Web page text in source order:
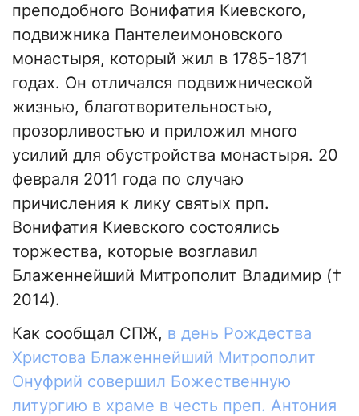
преподобного Вонифатия Киевского,
подвижника Пантелеимоновского
монастыря, который жил в 1785-1871
годах. Он отличался подвижнической
жизнью, благотворительностью,
прозорливостью и приложил много
усилий для обустройства монастыря. 20
февраля 2011 года по случаю
причисления к лику святых прп.
Вонифатия Киевского состоялись
торжества, которые возглавил
Блаженнейший Митрополит Владимир (†
2014).
Как сообщал СПЖ, в день Рождества
Христова Блаженнейший Митрополит
Онуфрий совершил Божественную
литургию в храме в честь преп. Антония